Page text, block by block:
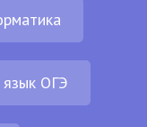
язык ОГЭ